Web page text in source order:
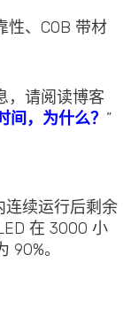
性、COB 带材
，请阅读博客
，为什么？ ”
连续运行后剩余
在 3000 小
90%。